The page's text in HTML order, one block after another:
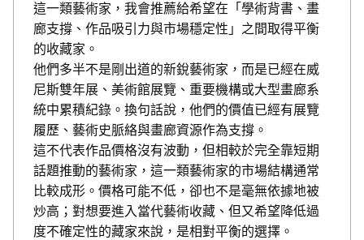
這一類藝術家，我會推薦給希望在「學術背書、畫
廊支撐、作品吸引力與市場穩定性」之間取得平衡
的收藏家。
他們多半不是剛出道的新銳藝術家，而是已經在威
尼斯雙年展、美術館展覽、重要機構或大型畫廊系
統中累積紀錄。換句話說，他們的價值已經有展覽
履歷、藝術史脈絡與畫廊資源作為支撐。
這不代表作品價格沒有波動，但相較於完全靠短期
話題推動的藝術家，這一類藝術家的市場結構通常
比較成形。價格可能不低，卻也不是毫無依據地被
炒高；對想要進入當代藝術收藏、但又希望降低過
度不確定性的藏家來說，是相對平衡的選擇。